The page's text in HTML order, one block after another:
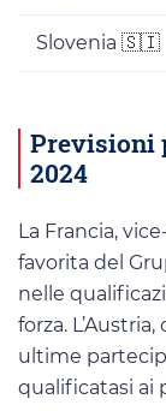
Slovenia 🇸🇮
Previsioni
2024
La Francia,
favorita del
nelle
forza.
ultime
qualificatasi ai